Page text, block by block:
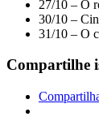
27/10 – O
30/10 –
31/10 – O
Compartilhe